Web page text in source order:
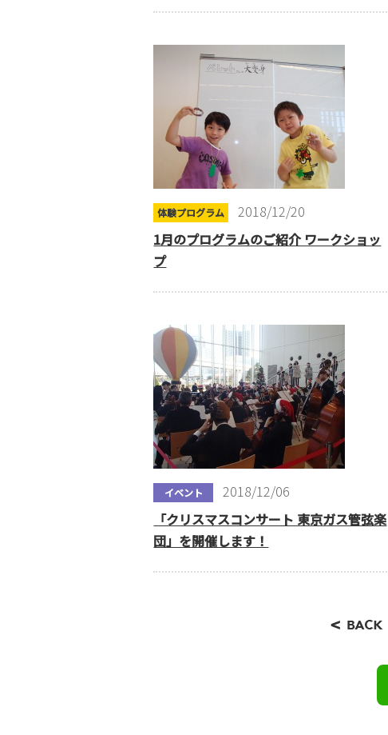
体験プログラム
2018/12/20
1月のプログラムのご紹介 ワークショッ
プ
イベント
2018/12/06
「クリスマスコンサート 東京ガス管弦楽
団」を開催します！